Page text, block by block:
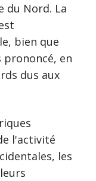
du Nord. La
bien que
en
dus aux
l'activité
les